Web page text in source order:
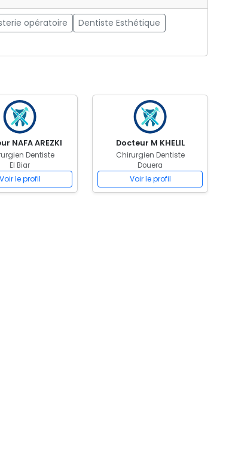
opératoire
Dentiste Esthétique
NAFA AREZKI
Dentiste
El Biar
Voir le profil
Docteur M KHELIL
Chirurgien Dentiste
Douera
Voir le profil